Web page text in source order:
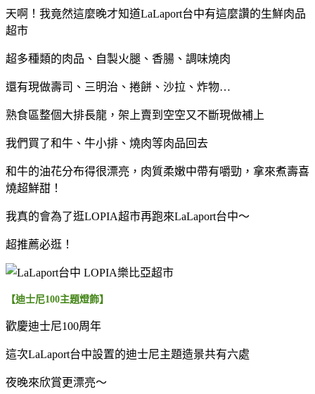
天啊！我竟然這麼晚才知道LaLaport台中有這麼讚的生鮮肉品
超市
超多種類的肉品、自製火腿、香腸、調味燒肉
還有現做壽司、三明治、捲餅、沙拉、炸物…
熟食區整個大排長龍，架上賣到空空又不斷現做補上
我們買了和牛、牛小排、燒肉等肉品回去
和牛的油花分布得很漂亮，肉質柔嫩中帶有嚼勁，拿來煮壽喜
燒超鮮甜！
我真的會為了逛LOPIA超市再跑來LaLaport台中～
超推薦必逛！
【迪士尼100主題燈飾】
歡慶迪士尼100周年
這次LaLaport台中設置的迪士尼主題造景共有六處
夜晚來欣賞更漂亮～